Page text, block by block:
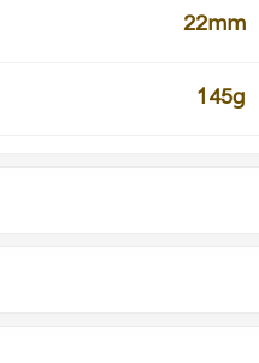
22mm
145g